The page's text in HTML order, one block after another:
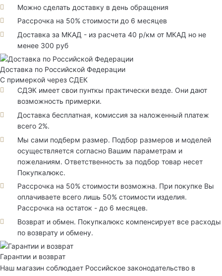
Можно сделать доставку в день обращения
Рассрочка на 50% стоимости до 6 месяцев
Доставка за МКАД - из расчета 40 р/км от МКАД но не
менее 300 руб
Доставка по Российской Федерации
С примеркой через СДЕК
СДЭК имеет свои пунткы практически везде. Они дают
возможность примерки.
Доставка бесплатная, комиссия за наложенный платеж
всего 2%.
Мы сами подберм размер. Подбор размеров и моделей
осуществляется согласно Вашим параметрам и
пожеланиям. Ответственность за подбор товар несет
Покупкалюкс.
Рассрочка на 50% стоимости возможна. При покупке Вы
оплачиваете всего лишь 50% стоимости изделия.
Рассрочка на остаток - до 6 месяцев.
Возврат и обмен. Покупкалюкс компенсирует все расходы
по возврату и обмену.
Гарантии и возврат
Наш магазин соблюдает Российское законодательство в